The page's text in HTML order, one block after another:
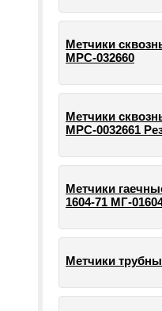
Метчики
МРС-032660
Метчики
МРС-0032661
Метчики
1604-71 МГ-
Метчики